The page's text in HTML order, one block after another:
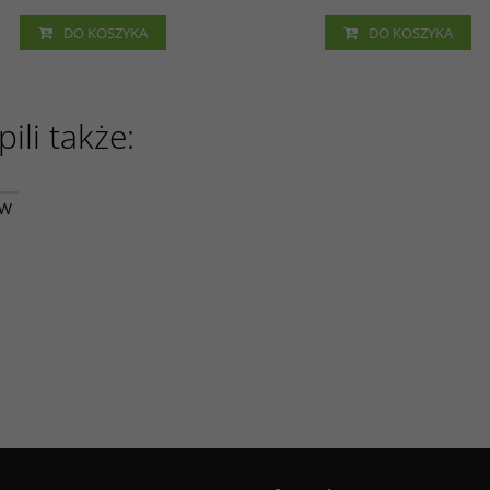
DO KOSZYKA DO KOSZYKA
także: